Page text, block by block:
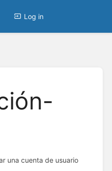
Log in
una cuenta de usuario